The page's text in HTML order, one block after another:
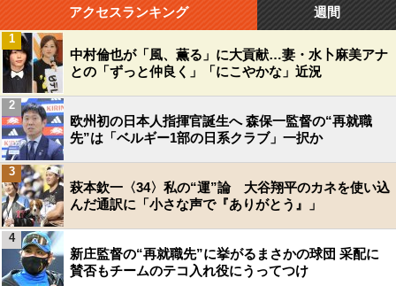
アクセスランキング 週間
中村倫也が「風、薫る」に大貢献…妻・水卜麻美アナ
との「ずっと仲良く」「にこやかな」近況
1
欧州初の日本人指揮官誕生へ 森保一監督の“再就職
先”は「ベルギー1部の日系クラブ」一択か
2
萩本欽一〈34〉私の“運”論 大谷翔平のカネを使い込
んだ通訳に「小さな声で『ありがとう』」
3
新庄監督の“再就職先”に挙がるまさかの球団 采配に
賛否もチームのテコ入れ役にうってつけ
4